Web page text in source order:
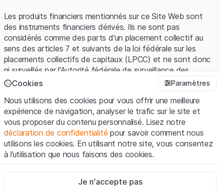
0 of 0 20 lignes
Les produits financiers mentionnés sur ce Site Web sont
des instruments financiers dérivés. Ils ne sont pas
considérés comme des parts d'un placement collectif au
sens des articles 7 et suivants de la loi fédérale sur les
placements collectifs de capitaux (LPCC) et ne sont donc
ni surveillés par l'Autorité fédérale de surveillance des
marchés financiers (FINMA) ni enregistrés auprès de la
protection spécifique des investisseurs prévue par la LPCC.
Conditions d'utilisation et informations juridiques
En utilisant le Site Web de Leonteq Securities AG (ci-après
"Site Web"), vous confirmez que vous avez compris et que
vous acceptez les informations juridiques, les notes
vous n'acceptez pas les Conditions d'utilisation, veuillez-
Cookies Paramètres
Nous utilisons des cookies pour vous offrir une meilleure
expérience de navigation, analyser le trafic sur le site et
vous proposer du contenu personnalisé. Lisez notre
déclaration de confidentialité pour savoir comment nous
utilisons les cookies. En utilisant notre site, vous consentez
à l’utilisation que nous faisons des cookies.
Ces cookies sont nécessaires au bon fonctionnement du site
Je n'accepte pas